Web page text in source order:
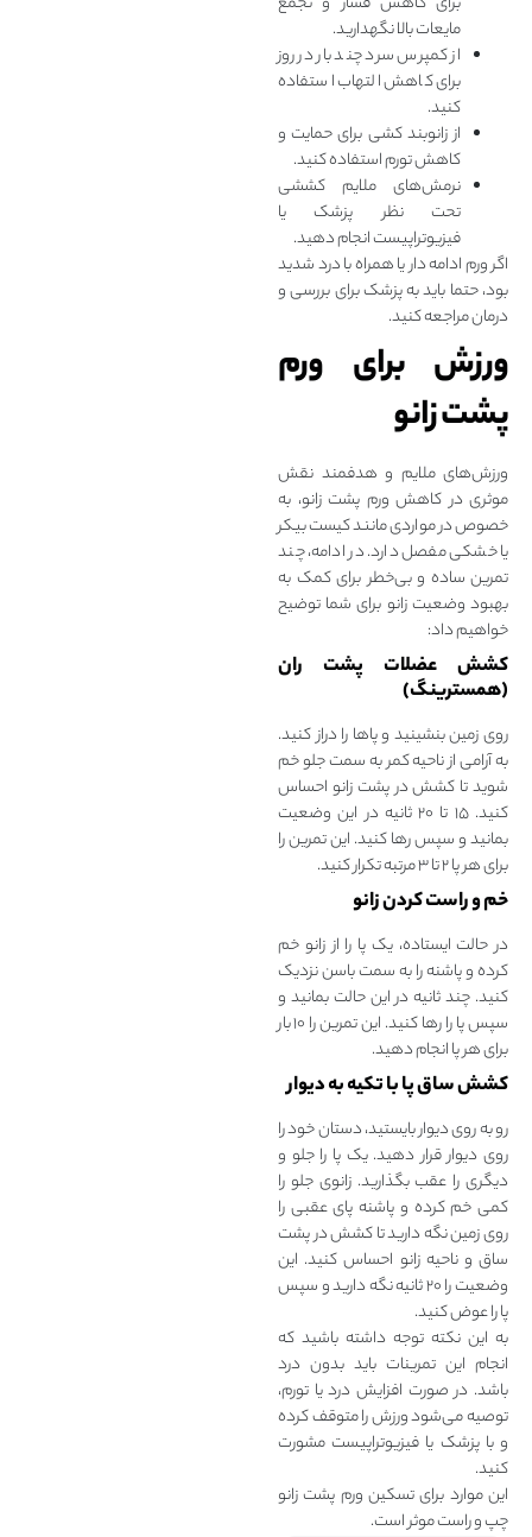
مایعات بالا نگهدارید.
از کمپرس سرد چند بار در روز
برای کاهش التهاب استفاده
کنید.
از زانوبند کشی برای حمایت و
کاهش تورم استفاده کنید.
نرمش‌های ملایم کششی
تحت نظر پزشک یا
فیزیوتراپیست انجام دهید.
اگر ورم ادامه‌ دار یا همراه با درد شدید
بود، حتما باید به پزشک برای بررسی و
درمان مراجعه کنید.
ورزش برای ورم
پشت زانو
ورزش‌های ملایم و هدفمند نقش
موثری در کاهش ورم پشت زانو، به‌
خصوص در مواردی مانند کیست بیکر
یا خشکی مفصل دارد. در ادامه، چند
تمرین ساده و بی‌خطر برای کمک به
بهبود وضعیت زانو برای شما توضیح
خواهیم داد:
کشش عضلات پشت ران
(همسترینگ)
روی زمین بنشینید و پاها را دراز کنید.
به‌ آرامی از ناحیه کمر به سمت جلو خم
شوید تا کشش در پشت زانو احساس
کنید. ۱۵ تا ۲۰ ثانیه در این وضعیت
بمانید و سپس رها کنید. این تمرین را
برای هر پا ۲ تا ۳ مرتبه تکرار کنید.
خم و راست کردن زانو
در حالت ایستاده، یک پا را از زانو خم
کرده و پاشنه را به سمت باسن نزدیک
کنید. چند ثانیه در این حالت بمانید و
سپس پا را رها کنید. این تمرین را ۱۰ بار
برای هر پا انجام دهید.
کشش ساق پا با تکیه به دیوار
رو به‌ روی دیوار بایستید، دستان خود را
روی دیوار قرار دهید. یک پا را جلو و
دیگری را عقب بگذارید. زانوی جلو را
کمی خم کرده و پاشنه پای عقبی را
روی زمین نگه دارید تا کشش در پشت
ساق و ناحیه زانو احساس کنید. این
وضعیت را ۲۰ ثانیه نگه دارید و سپس
پا را عوض کنید.
به این نکته توجه داشته باشید که
انجام این تمرینات باید بدون درد
باشد. در صورت افزایش درد یا تورم،
توصیه می‌شود ورزش را متوقف کرده
و با پزشک یا فیزیوتراپیست مشورت
کنید.
این موارد برای تسکین ورم پشت زانو
چپ و راست موثر است.